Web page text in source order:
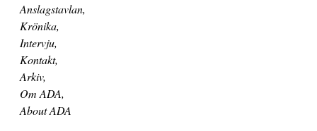
Anslagstavlan
Krönika
Intervju
Kontakt
Arkiv
Om ADA
About ADA